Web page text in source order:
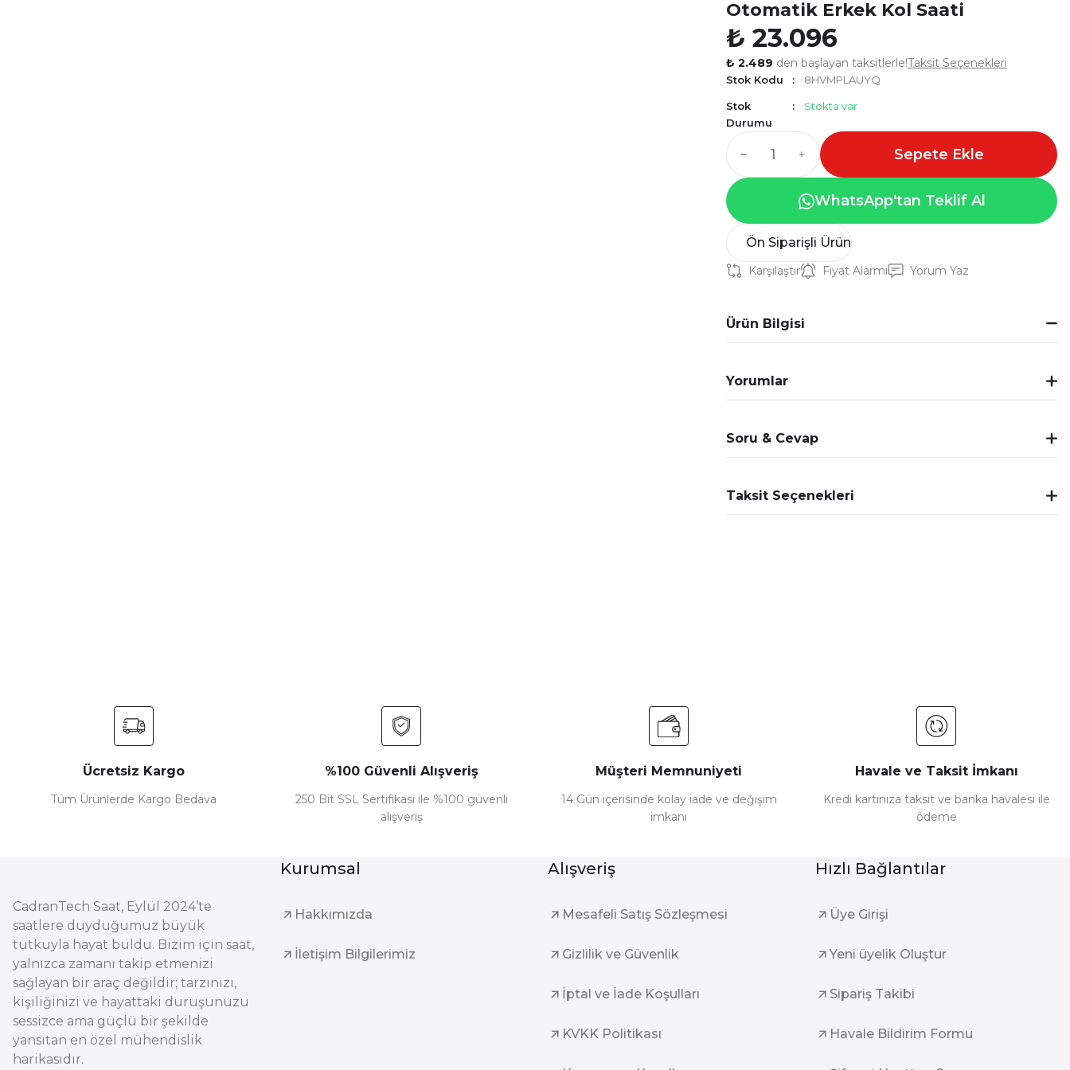
Otomatik Erkek Kol Saati
₺ 23.096
₺ 2.489 den başlayan taksitlerle!Taksit Seçenekleri
Stok Kodu 8HVMPLAUYQ
Stok
Durumu
Stokta var
Sepete Ekle
WhatsApp'tan Teklif Al
Ön Siparişli Ürün
Karşılaştır Fiyat Alarmı Yorum Yaz
Ürün Bilgisi
Yorumlar
Soru & Cevap
Taksit Seçenekleri
Ücretsiz Kargo
Tüm Ürünlerde Kargo Bedava
%100 Güvenli Alışveriş
250 Bit SSL Sertifikası ile %100 güvenli
alışveriş
Müşteri Memnuniyeti
14 Gün içerisinde kolay iade ve değişim
imkanı
Havale ve Taksit İmkanı
Kredi kartınıza taksit ve banka havalesi ile
ödeme
CadranTech Saat, Eylül 2024’te
saatlere duyduğumuz büyük
tutkuyla hayat buldu. Bizim için saat,
yalnızca zamanı takip etmenizi
sağlayan bir araç değildir; tarzınızı,
kişiliğinizi ve hayattaki duruşunuzu
sessizce ama güçlü bir şekilde
yansıtan en özel mühendislik
harikasıdır.
Kurumsal
Hakkımızda
İletişim Bilgilerimiz
Alışveriş
Mesafeli Satış Sözleşmesi
Gizlilik ve Güvenlik
İptal ve İade Koşulları
KVKK Politikası
Hızlı Bağlantılar
Üye Girişi
Yeni üyelik Oluştur
Sipariş Takibi
Havale Bildirim Formu